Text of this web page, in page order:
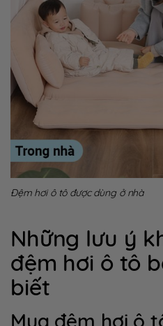
Đệm hơi ô tô được dùng ở nhà
Những lưu ý
đệm hơi ô tô
biết
Mua đệm hơi ô